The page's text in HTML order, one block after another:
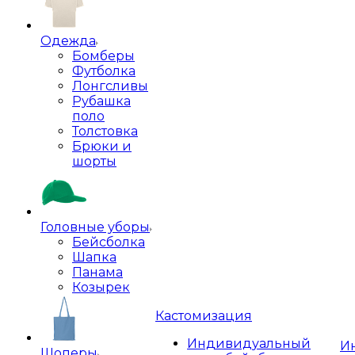
Одежда
Бомберы
Футболка
Лонгсливы
Рубашка
поло
Толстовка
Брюки и
шорты
Головные уборы
Бейсболка
Шапка
Панама
Козырек
Кастомизация
Индивидуальный